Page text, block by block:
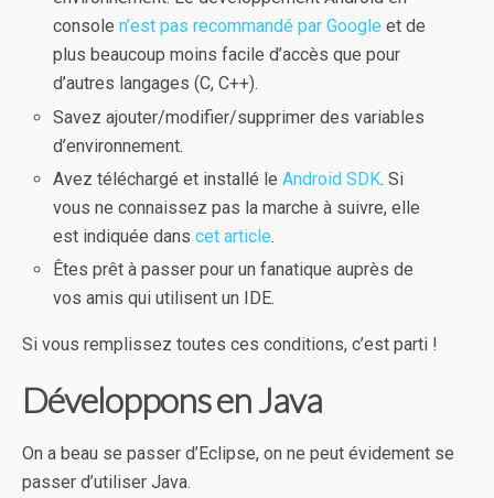
consolen’est pas recommandé par Google et de
plus beaucoup moins facile d’accès que pour
d’autres langages (C, C++).
Savez ajouter/modifier/supprimer des variables
d’environnement.
Avez téléchargé et installé leAndroid SDK. Si
vous ne connaissez pas la marche à suivre, elle
est indiquée danscet article.
Êtes prêt à passer pour un fanatique auprès de
vos amis qui utilisent un IDE.
Si vous remplissez toutes ces conditions, c’est parti !
Développons en Java
On a beau se passer d’Eclipse, on ne peut évidement se
passer d’utiliser Java.